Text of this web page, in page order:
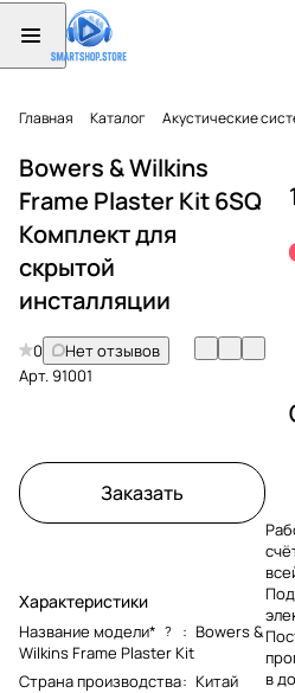
Главная Каталог Акустические
Bowers & Wilkins
Frame Plaster Kit 6SQ
Комплект для
скрытой
инсталляции
0
Нет отзывов
Арт.91001
Заказать
Характеристики
Название модели* ? : Bowers &
Wilkins Frame Plaster Kit
Страна производства: Китай
в